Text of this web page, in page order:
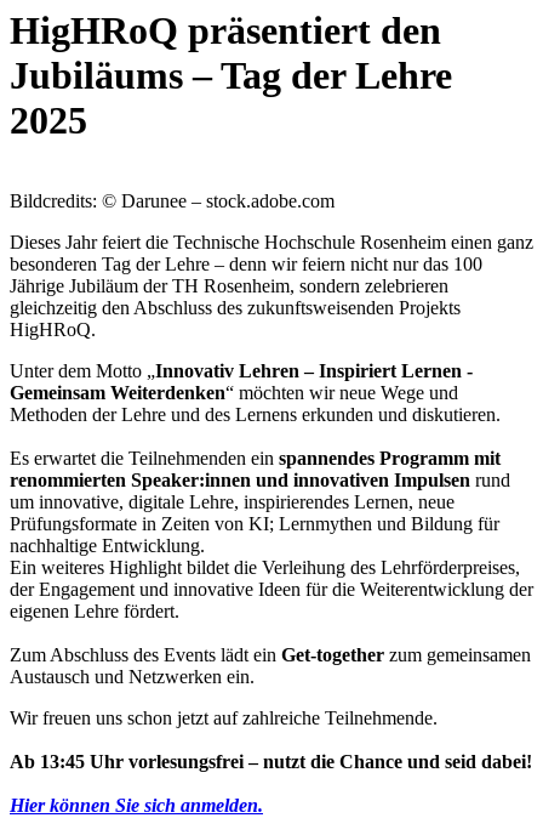
HigHRoQ präsentiert den
Jubiläums – Tag der Lehre
2025
Bildcredits: © Darunee – stock.adobe.com
Dieses Jahr feiert die Technische Hochschule Rosenheim einen ganz
besonderen Tag der Lehre – denn wir feiern nicht nur das 100
Jährige Jubiläum der TH Rosenheim, sondern zelebrieren
gleichzeitig den Abschluss des zukunftsweisenden Projekts
HigHRoQ.
Unter dem Motto „Innovativ Lehren – Inspiriert Lernen -
Gemeinsam Weiterdenken“ möchten wir neue Wege und
Methoden der Lehre und des Lernens erkunden und diskutieren.
Es erwartet die Teilnehmenden ein spannendes Programm mit
renommierten Speaker:innen und innovativen Impulsen rund
um innovative, digitale Lehre, inspirierendes Lernen, neue
Prüfungsformate in Zeiten von KI; Lernmythen und Bildung für
nachhaltige Entwicklung.
Ein weiteres Highlight bildet die Verleihung des Lehrförderpreises,
der Engagement und innovative Ideen für die Weiterentwicklung der
eigenen Lehre fördert.
Zum Abschluss des Events lädt ein Get-together zum gemeinsamen
Austausch und Netzwerken ein.
Wir freuen uns schon jetzt auf zahlreiche Teilnehmende.
Ab 13:45 Uhr vorlesungsfrei – nutzt die Chance und seid dabei!
Hier können Sie sich anmelden.